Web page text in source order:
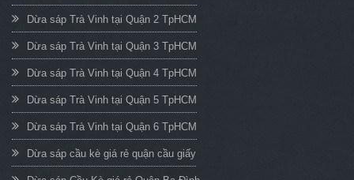
Dừa sáp Trà Vinh tại Quận 2 TpHCM
Dừa sáp Trà Vinh tại Quận 3 TpHCM
Dừa sáp Trà Vinh tại Quận 4 TpHCM
Dừa sáp Trà Vinh tại Quận 5 TpHCM
Dừa sáp Trà Vinh tại Quận 6 TpHCM
Dừa sáp cầu kè giá rẻ quận cầu giấy